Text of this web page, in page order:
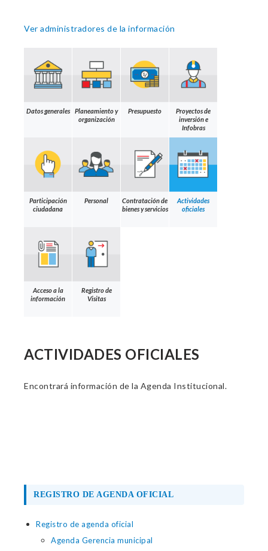
Ver administradores de la información
Datos generales
Planeamiento y
organización
Presupuesto
Proyectos de
inversión e
Infobras
Participación
ciudadana
Personal
Contratación de
bienes y servicios
Actividades
oficiales
Acceso a la
información
Registro de
Visitas
ACTIVIDADES OFICIALES
Encontrará información de la Agenda Institucional.
REGISTRO DE AGENDA OFICIAL
Registro de agenda oficial
Agenda Gerencia municipal